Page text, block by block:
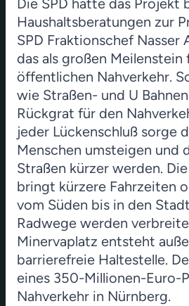
Die SPD hatte das Projekt
Haushaltsberatungen zur
SPD Fraktionschef Nasser
das als großen Meilenstein
öffentlichen Nahverkehr.
wie Straßen- und U
Rückgrat für den
jeder Lückenschluß sorge
Menschen umsteigen und
Straßen kürzer werden.
bringt kürzere Fahrzeiten
vom Süden bis in den
Radwege werden
Minervaplatz entsteht
barrierefreie Haltestelle.
eines 350-Millionen-Euro-
Nahverkehr in Nürnberg.